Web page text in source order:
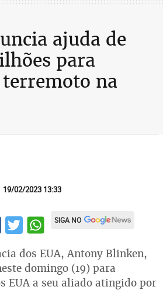
ajuda de
para
na
19/02/2023 13:33
SIGA NO
dos EUA, Antony Blinken,
domingo (19) para
EUA a seu aliado atingido por